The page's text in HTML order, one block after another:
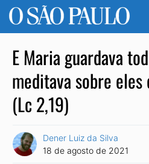
E Maria guardava
meditava sobre eles
(Lc 2,19)
Dener Luiz da Silva
18 de agosto de 2021